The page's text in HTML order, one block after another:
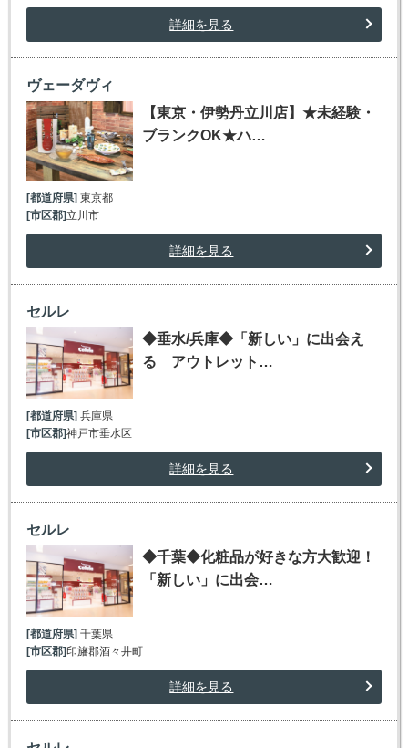
詳細を見る
ヴェーダヴィ
【東京・伊勢丹立川店】★未経験・
ブランクOK★ハ…
[都道府県] 東京都
[市区郡]立川市
詳細を見る
セルレ
◆垂水/兵庫◆「新しい」に出会え
る アウトレット…
[都道府県] 兵庫県
[市区郡]神戸市垂水区
詳細を見る
セルレ
◆千葉◆化粧品が好きな方大歓迎！
「新しい」に出会…
[都道府県] 千葉県
[市区郡]印旛郡酒々井町
詳細を見る